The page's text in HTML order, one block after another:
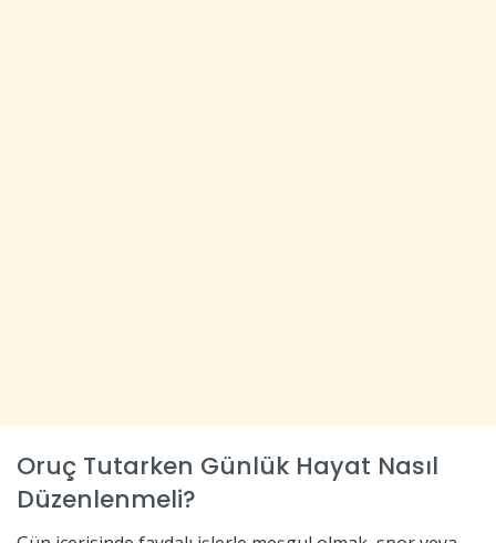
Oruç Tutarken Günlük Hayat Nasıl
Düzenlenmeli?